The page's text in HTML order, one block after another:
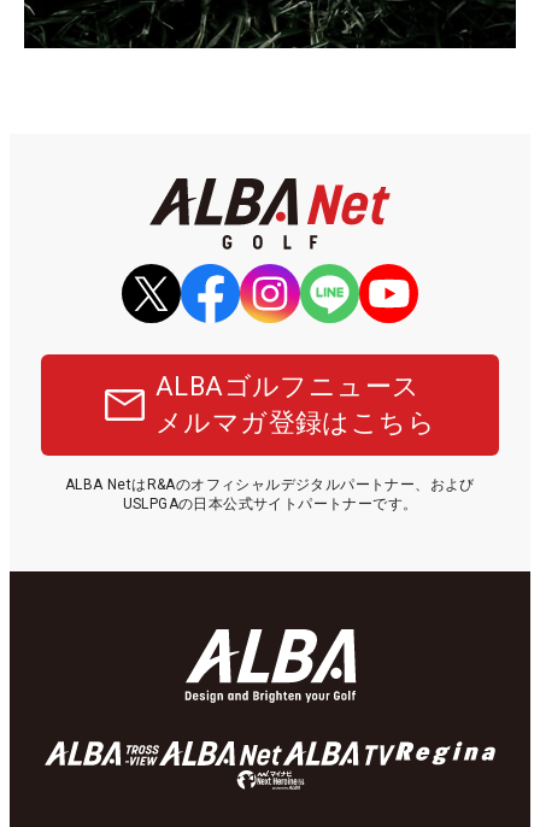
ALBAゴルフニュース
メルマガ登録はこちら
ALBA NetはR&Aのオフィシャルデジタルパートナー、および
USLPGAの日本公式サイトパートナーです。